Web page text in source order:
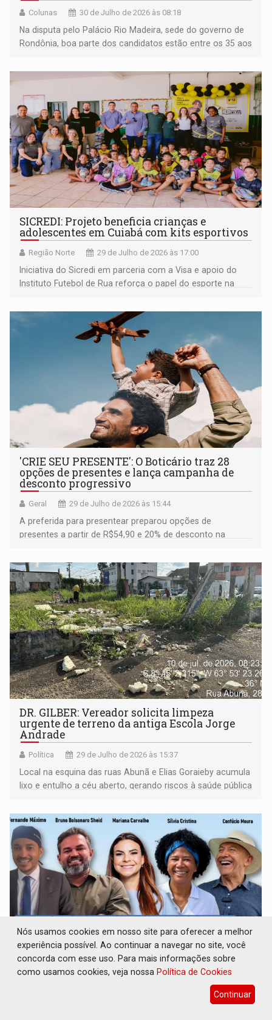
Colunas 30 de Julho de 2026 às 08:18
Na disputa pelo Palácio Rio Madeira, sede do governo de
Rondônia, boa parte dos candidatos estão entre os 35 aos
SICREDI: Projeto beneficia crianças e
adolescentes em Cuiabá com kits esportivos
Região Norte 29 de Julho de 2026 às 17:00
Iniciativa do Sicredi em parceria com a Visa e apoio do
Instituto Futebol de Rua reforça o papel do esporte na
'CRIE SEU PRESENTE': O Boticário traz 28
opções de presentes e lança campanha de
desconto progressivo
Geral 29 de Julho de 2026 às 15:44
A preferida para presentear preparou opções de
presentes a partir de R$54,90 e 20% de desconto na
DR. GILBER: Vereador solicita limpeza
urgente de terreno da antiga Escola Jorge
Andrade
Política 29 de Julho de 2026 às 15:37
Local na esquina das ruas Abunã e Elias Goraieby acumula
lixo e entulho a céu aberto, gerando riscos à saúde pública
REVIRAVOLTA: Pesquisa aponta mudança
na disputa pelas duas vagas ao Senado em
Nós usamos cookies em nosso site para oferecer a melhor
experiência possível. Ao continuar a navegar no site, você
concorda com esse uso. Para mais informações sobre
como usamos cookies, veja nossa Política de Cookies
Continuar